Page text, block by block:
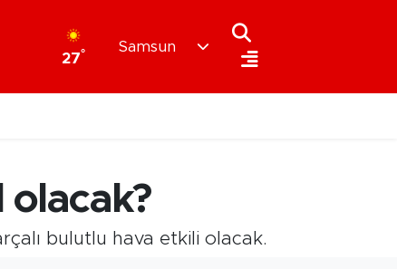
27°
Samsun
olacak?
bulutlu hava etkili olacak.